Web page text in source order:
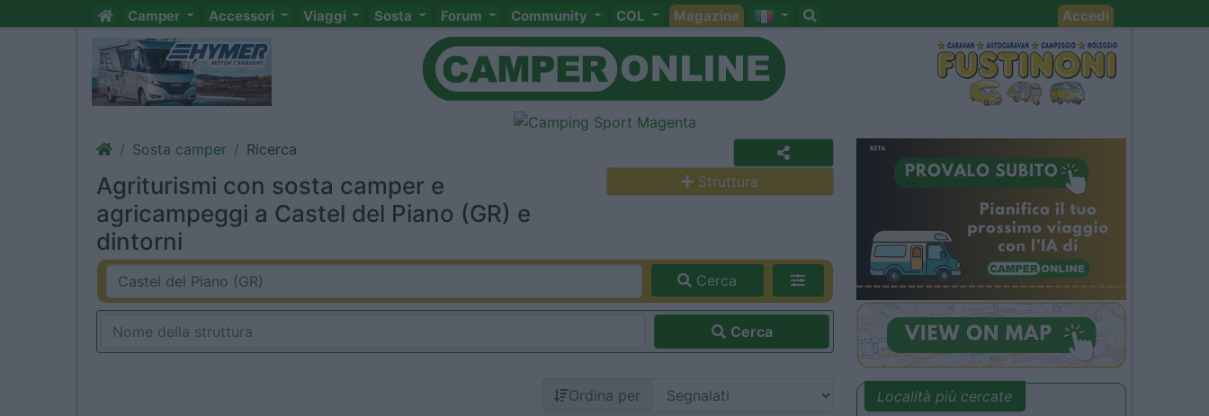
Camper Accessori Viaggi Sosta Forum Community COL Magazine Accedi
Sosta camper Ricerca
Agriturismi con sosta camper e
agricampeggi a Castel del Piano (GR) e
dintorni
Struttura
Cerca
Cerca
Ordina per Località più cercate